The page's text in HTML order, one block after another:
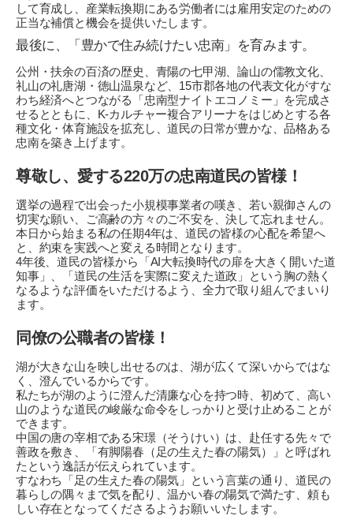
して育成し、産業転換期にある労働者には雇用安定のための
正当な補償と機会を提供いたします。
最後に、「豊かで住み続けたい忠南」を育みます。
公州・扶余の百済の歴史、青陽の七甲湖、論山の儒教文化、
礼山の礼唐湖・徳山温泉など、15市郡各地の代表文化がすな
わち経済へとつながる「忠南型ナイトエコノミー」を完成さ
せるとともに、K-カルチャー複合アリーナをはじめとする各
種文化・体育施設を拡充し、道民の日常が豊かな、品格ある
忠南を築き上げます。
尊敬し、愛する220万の忠南道民の皆様！
選挙の過程で出会った小規模事業者の嘆き、若い親御さんの
切実な願い、ご高齢の方々のご不安を、決して忘れません。
本日から始まる私の任期4年は、道民の皆様の心配を希望へ
と、約束を実践へと変える時間となります。
4年後、道民の皆様から「AI大転換時代の扉を大きく開いた道
知事」、「道民の生活を実際に変えた道政」という胸の熱く
なるような評価をいただけるよう、全力で取り組んでまいり
ます。
同僚の公職者の皆様！
湖が大きな山を映し出せるのは、湖が広くて深いからではな
く、澄んでいるからです。
私たちが湖のように澄んだ清廉な心を持つ時、初めて、高い
山のような道民の峻厳な命令をしっかりと受け止めることが
できます。
中国の唐の宰相である宋璟（そうけい）は、赴任する先々で
善政を敷き、「有脚陽春（足の生えた春の陽気）」と呼ばれ
たという逸話が伝えられています。
すなわち「足の生えた春の陽気」という言葉の通り、道民の
暮らしの隅々まで気を配り、温かい春の陽気で満たす、頼も
しい存在となってくださるようお願いいたします。